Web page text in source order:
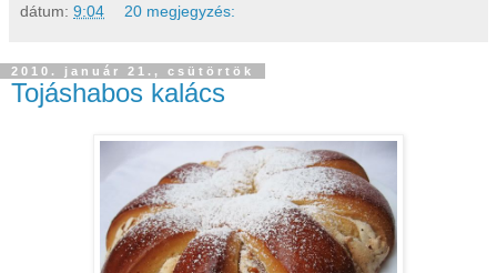
dátum: 9:04 20 megjegyzés:
2010. január 21., csütörtök
Tojáshabos kalács